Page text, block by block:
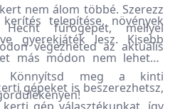
nem álom többé. Szerezz
fúrógépet, mellyel
végezheted az aktuális
telepítése, növények
gyerekjáték lesz. Kisebb
más módon nem lehetne
Könnyítsd meg a kinti
gépeket is beszerezhetsz,